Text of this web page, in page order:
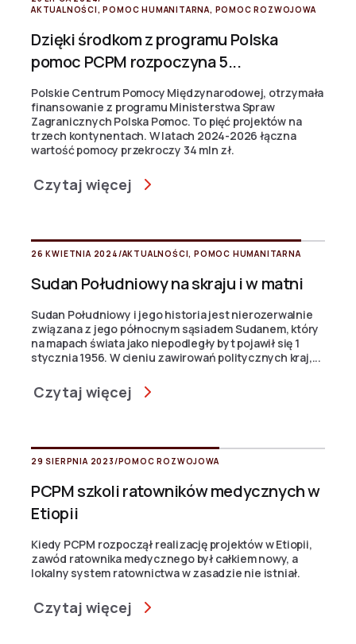
AKTUALNOŚCI ,POMOC HUMANITARNA, POMOC ROZWOJOWA
Dzięki środkom z programu Polska
pomoc PCPM rozpoczyna 5...
Polskie Centrum Pomocy Międzynarodowej, otrzymała
finansowanie z programu Ministerstwa Spraw
Zagranicznych Polska Pomoc. To pięć projektów na
trzech kontynentach. W latach 2024-2026 łączna
wartość pomocy przekroczy 34 mln zł.
Czytaj więcej
26 KWIETNIA 2024 /AKTUALNOŚCI,POMOC HUMANITARNA
Sudan Południowy na skraju i w matni
Sudan Południowy i jego historia jest nierozerwalnie
związana z jego północnym sąsiadem Sudanem, który
na mapach świata jako niepodległy byt pojawił się 1
stycznia 1956. W cieniu zawirowań politycznych kraj,...
Czytaj więcej
29 SIERPNIA 2023 /POMOC ROZWOJOWA
PCPM szkoli ratowników medycznych w
Etiopii
Kiedy PCPM rozpoczął realizację projektów w Etiopii,
zawód ratownika medycznego był całkiem nowy, a
lokalny system ratownictwa w zasadzie nie istniał.
Czytaj więcej